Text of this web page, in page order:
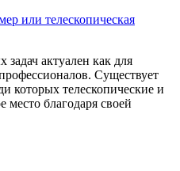
или телескопическая
актуален как для
Существует
которых телескопические и
благодаря своей